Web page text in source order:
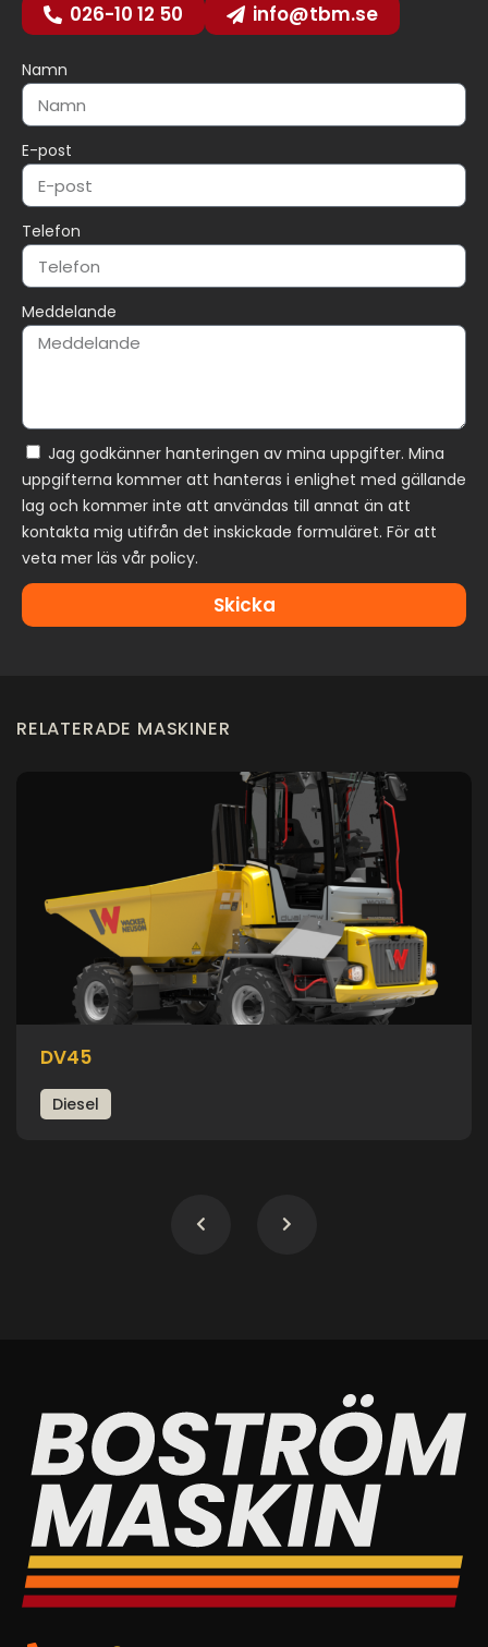
Namn
E-post
Telefon
Meddelande
Jag godkänner hanteringen av mina uppgifter. Mina
uppgifterna kommer att hanteras i enlighet med gällande
lag och kommer inte att användas till annat än att
kontakta mig utifrån det inskickade formuläret. För att
veta mer läs vår policy.
Skicka
026-10 12 50 info@tbm.se
RELATERADE MASKINER
DV45
Diesel